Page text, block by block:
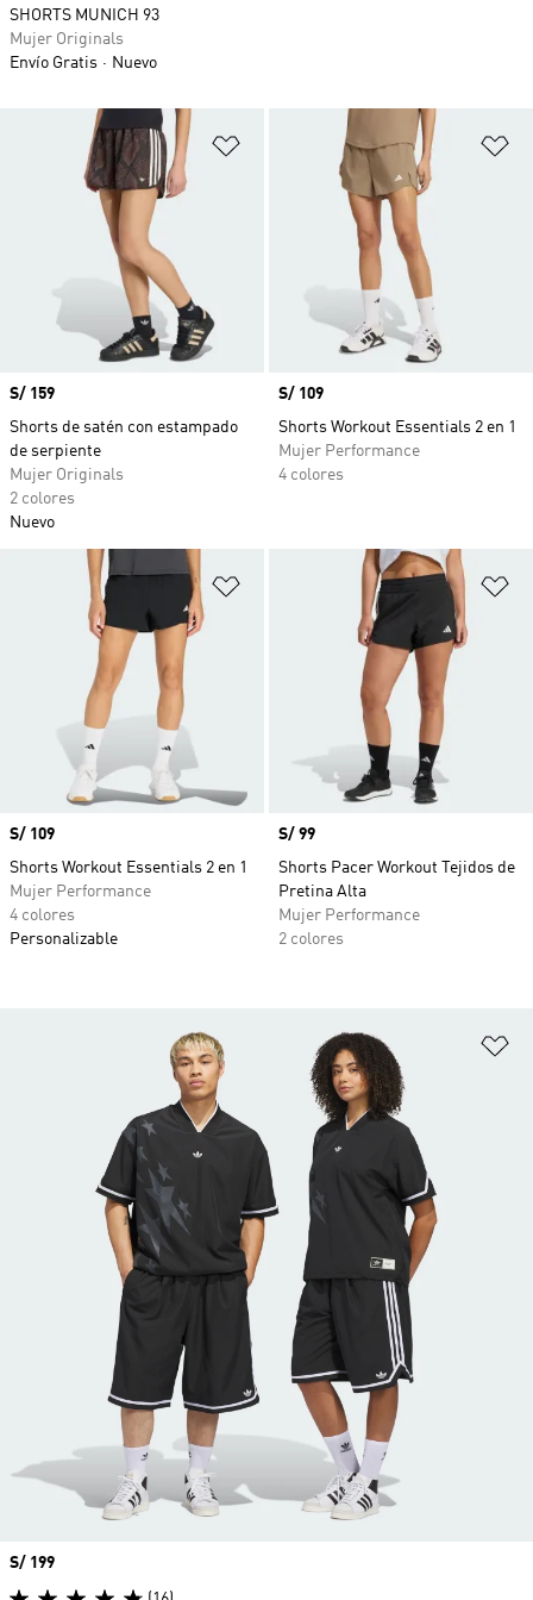
Añadir a la lista de deseos
Precio
S/ 159
Shorts de satén con estampado
de serpiente
Mujer Originals
2 colores
Nuevo
Precio
S/ 109
Shorts Workout Essentials 2 en 1
Mujer Performance
4 colores
Añadir a la lista de deseos
Precio
S/ 109
Shorts Workout Essentials 2 en 1
Mujer Performance
4 colores
Personalizable
Precio
S/ 99
Shorts Pacer Workout Tejidos de
Pretina Alta
Mujer Performance
2 colores
SHORTS MUNICH 93
Mujer Originals
Envío Gratis
Nuevo
Precio
S/ 199